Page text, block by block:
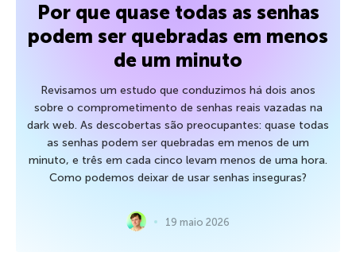
Por que quase todas as senhas
podem ser quebradas em menos
de um minuto
Revisamos um estudo que conduzimos há dois anos
sobre o comprometimento de senhas reais vazadas na
dark web. As descobertas são preocupantes: quase todas
as senhas podem ser quebradas em menos de um
minuto, e três em cada cinco levam menos de uma hora.
Como podemos deixar de usar senhas inseguras?
19 maio 2026